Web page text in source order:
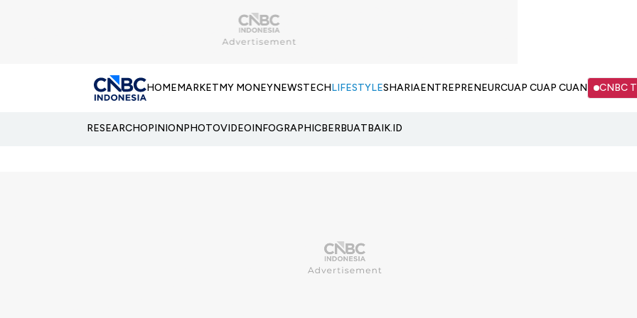
HOMEMARKETMY MONEYNEWSTECHLIFESTYLESHARIAENTREPRENEURCUAP CUAP CUAN CNBC
RESEARCHOPINIONPHOTOVIDEOINFOGRAPHICBERBUATBAIK.ID